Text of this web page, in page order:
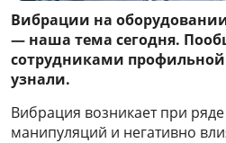
Вибрации на
— наша тема сегодня.
сотрудниками
узнали.
Вибрация возникает при
манипуляций и негативно